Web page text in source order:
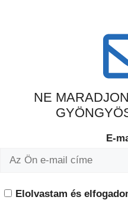
NE
E-
Elolvastam és